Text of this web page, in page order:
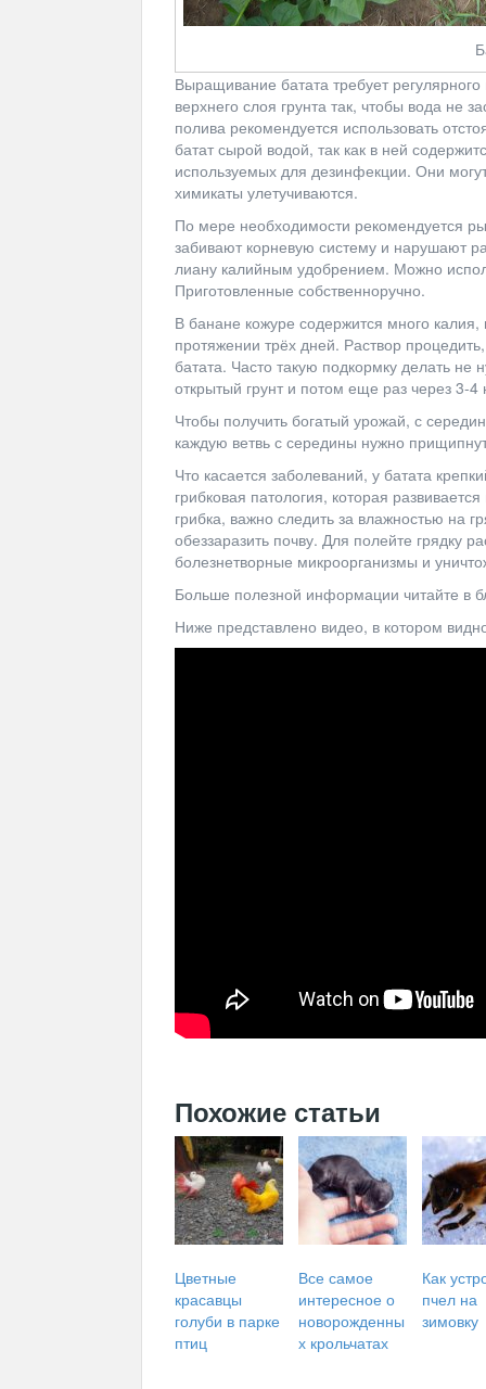
Выращивание батата требует
верхнего слоя грунта так, чтобы вода не
полива рекомендуется использовать
батат сырой водой, так как в ней
используемых для дезинфекции. Они
химикаты улетучиваются.
По мере необходимости рекомендуется
забивают корневую систему и нарушают
лиану калийным удобрением. Можно
Приготовленные собственноручно.
В банане кожуре содержится много
протяжении трёх дней. Раствор
батата. Часто такую подкормку делать
открытый грунт и потом еще раз через 3-4
Чтобы получить богатый урожай, с
каждую ветвь с середины нужно
Что касается заболеваний, у батата
грибковая патология, которая
грибка, важно следить за влажностью на
обеззаразить почву. Для полейте грядку
болезнетворные микроорганизмы и
Больше полезной информации читайте в
Ниже представлено видео, в котором
Похожие статьи
Цветные
красавцы
голуби в парке
птиц
Все самое
интересное о
новорожденны
х крольчатах
Как
пчел на
зимовку